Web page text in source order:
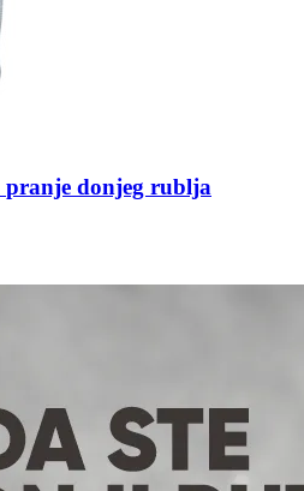
pranje donjeg rublja